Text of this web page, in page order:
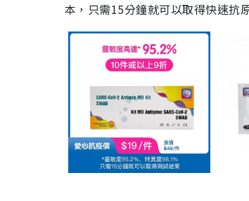
本，只需15分鐘就可以取得快速抗